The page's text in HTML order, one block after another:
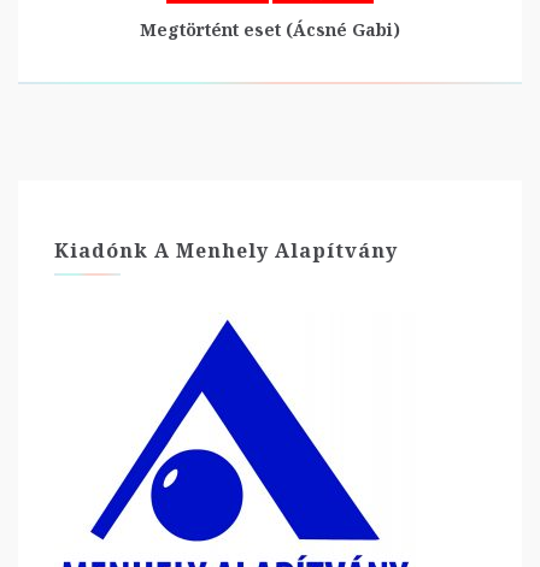
Megtörtént eset (Ácsné Gabi)
Kiadónk A Menhely Alapítvány